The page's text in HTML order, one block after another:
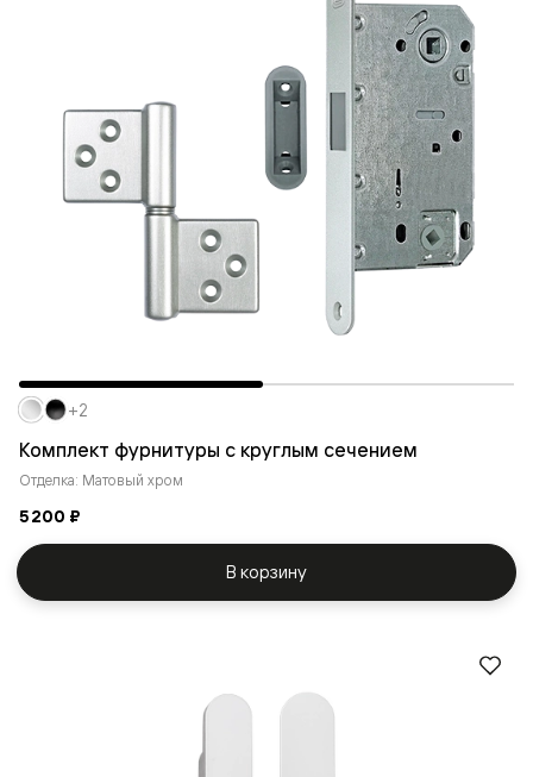
Комплект фурнитуры с круглым сечением
Отделка: Матовый хром
5 200 ₽
+2
В корзину